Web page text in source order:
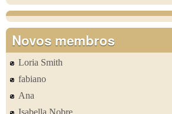
Novos membros
Loria Smith
fabiano
Ana
Isabella Nobre